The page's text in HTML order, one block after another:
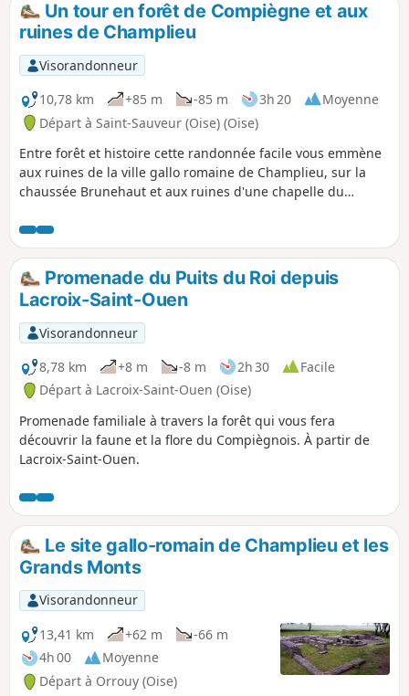
p
Un tour en forêt de Compiègne et aux
ruines de Champlieu
Visorandonneur
10,78 km
+85 m -85 m 3h 20
Moyenne
Départ à Saint-Sauveur (Oise) (Oise)
Entre forêt et histoire cette randonnée facile vous emmène
aux ruines de la ville gallo romaine de Champlieu, sur la
chaussée Brunehaut et aux ruines d'une chapelle du
peut se faire en famille ou en promenant son chien.
Promenade du Puits du Roi depuis
Lacroix-Saint-Ouen
Visorandonneur
8,78 km
+8 m -8 m 2h 30
Facile
Départ à Lacroix-Saint-Ouen (Oise)
Promenade familiale à travers la forêt qui vous fera
découvrir la faune et la flore du Compiègnois. À partir de
Lacroix-Saint-Ouen.
Le site gallo-romain de Champlieu et les
Grands Monts
Visorandonneur
13,41 km
+62 m
-66 m
4h 00
Moyenne
Départ à Orrouy (Oise)